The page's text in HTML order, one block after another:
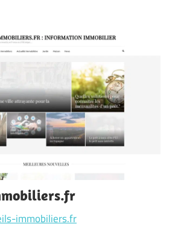
immobiliers.fr